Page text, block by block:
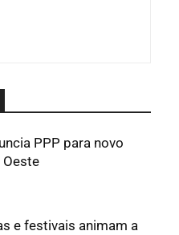
PPP para novo
e festivais animam a